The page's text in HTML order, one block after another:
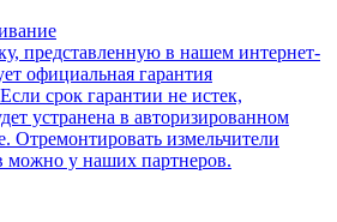
представленную в нашем интернет-
официальная гарантия
срок гарантии не истек,
устранена в авторизированном
Отремонтировать измельчители
можно у наших партнеров.